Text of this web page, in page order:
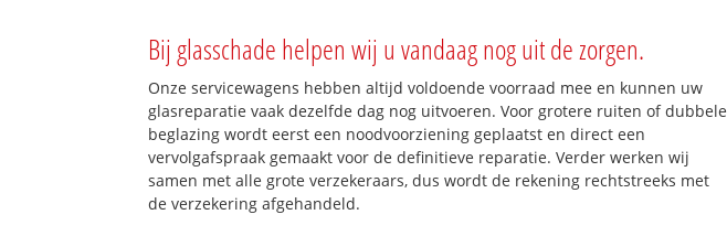
Bij glasschade helpen wij u vandaag nog uit de zorgen.
Onze servicewagens hebben altijd voldoende voorraad mee en kunnen uw
glasreparatie vaak dezelfde dag nog uitvoeren. Voor grotere ruiten of dubbele
beglazing wordt eerst een noodvoorziening geplaatst en direct een
vervolgafspraak gemaakt voor de definitieve reparatie. Verder werken wij
samen met alle grote verzekeraars, dus wordt de rekening rechtstreeks met
de verzekering afgehandeld.